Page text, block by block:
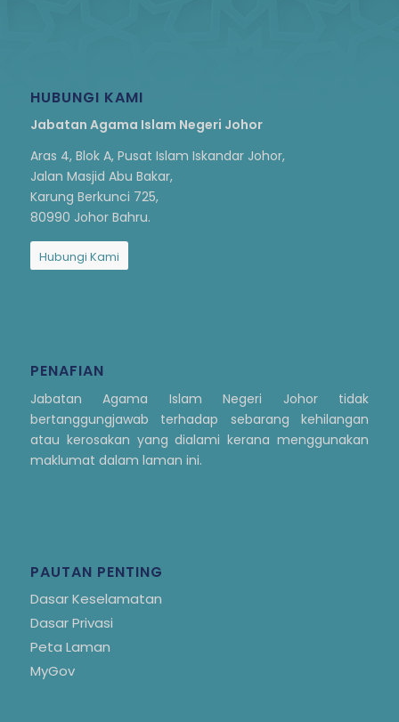
HUBUNGI KAMI
Jabatan Agama Islam Negeri Johor
Aras 4, Blok A, Pusat Islam Iskandar Johor,
Jalan Masjid Abu Bakar,
Karung Berkunci 725,
80990 Johor Bahru.
Hubungi Kami
PENAFIAN
Jabatan Agama Islam Negeri Johor tidak
bertanggungjawab terhadap sebarang kehilangan
atau kerosakan yang dialami kerana menggunakan
maklumat dalam laman ini.
PAUTAN PENTING
Dasar Keselamatan
Dasar Privasi
Peta Laman
MyGov